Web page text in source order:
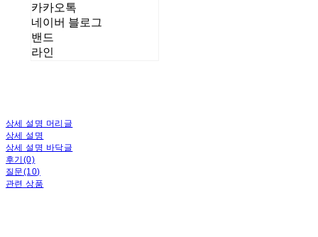
카카오톡
네이버 블로그
밴드
라인
상세 설명 머리글
상세 설명
상세 설명 바닥글
후기(0)
질문(10)
관련 상품